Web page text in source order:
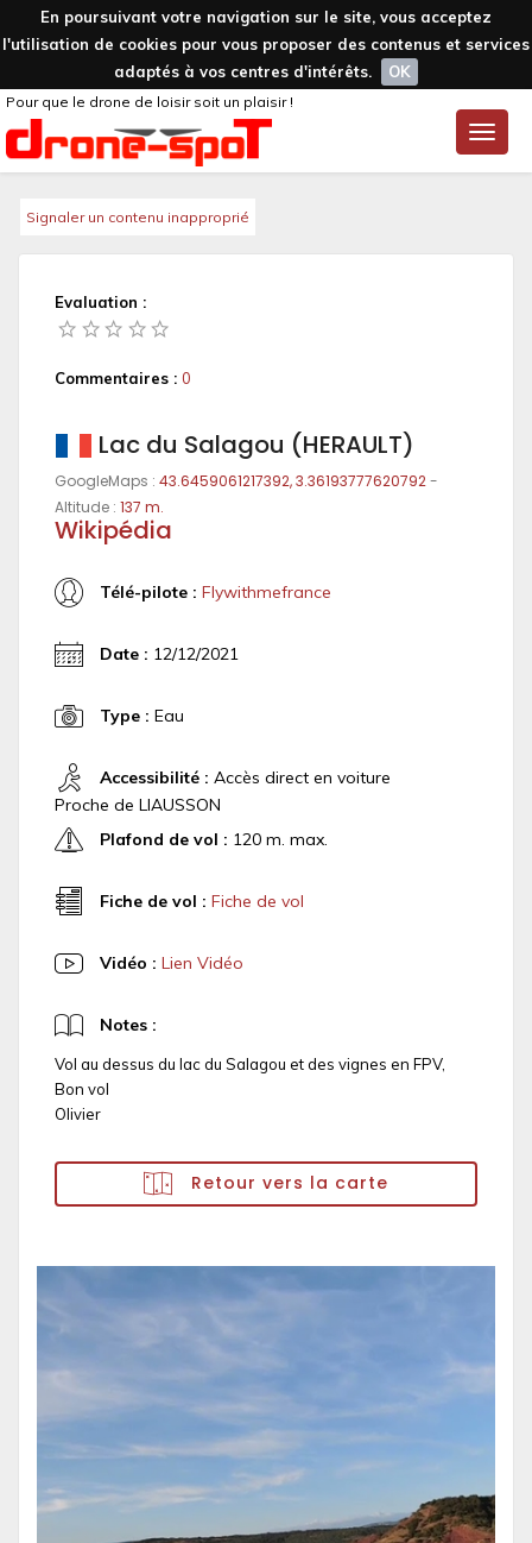
En poursuivant votre navigation sur le site, vous acceptez
l'utilisation de cookies pour vous proposer des contenus et services
adaptés à vos centres d'intérêts.
OK
Toggle
Pour que le drone de loisir soit un plaisir !
Signaler un contenu inapproprié
Evaluation :
Commentaires : 0
Lac du Salagou (HERAULT)
GoogleMaps : 43.6459061217392, 3.36193777620792-
Altitude : 137 m.
Wikipédia
Télé-pilote : Flywithmefrance
Date : 12/12/2021
Type : Eau
Accessibilité : Accès direct en voiture
Proche de LIAUSSON
Plafond de vol : 120 m. max.
Fiche de vol : Fiche de vol
Vidéo : Lien Vidéo
Notes :
Vol au dessus du lac du Salagou et des vignes en FPV,
Bon vol
Olivier
Retour vers la carte